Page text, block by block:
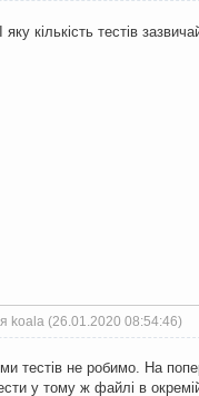
кількість тестів
koala (26.01.2020 08:54:46)
тестів не робимо. На
у тому ж файлі в